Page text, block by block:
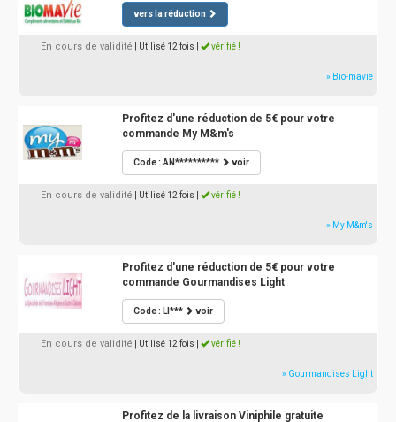
vers la réduction
En cours de validité | Utilisé 12 fois vérifié !
» Bio-mavie
Profitez d'une réduction de 5€ pour votre
commande My M&m's
Code : AN********** voir
En cours de validité | Utilisé 12 fois vérifié !
» My M&m's
Profitez d'une réduction de 5€ pour votre
commande Gourmandises Light
Code : LI*** voir
En cours de validité | Utilisé 12 fois vérifié !
» Gourmandises Light
Profitez de la livraison Viniphile gratuite